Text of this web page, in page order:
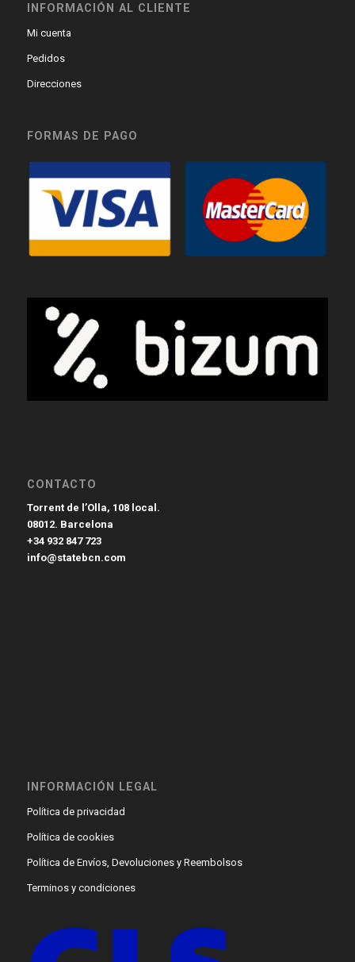
INFORMACIÓN AL CLIENTE
Mi cuenta
Pedidos
Direcciones
FORMAS DE PAGO
CONTACTO
Torrent de l’Olla, 108 local.
08012. Barcelona
+34 932 847 723
info@statebcn.com
INFORMACIÓN LEGAL
Política de privacidad
Política de cookies
Política de Envíos, Devoluciones y Reembolsos
Terminos y condiciones